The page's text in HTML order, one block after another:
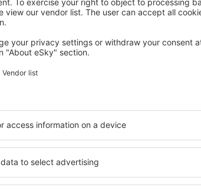
Gatlinburg Downtown
5 635Kč
Gatlinburg, 14 srpna 2026, 2 noci
Podívejte se na další nabídky in